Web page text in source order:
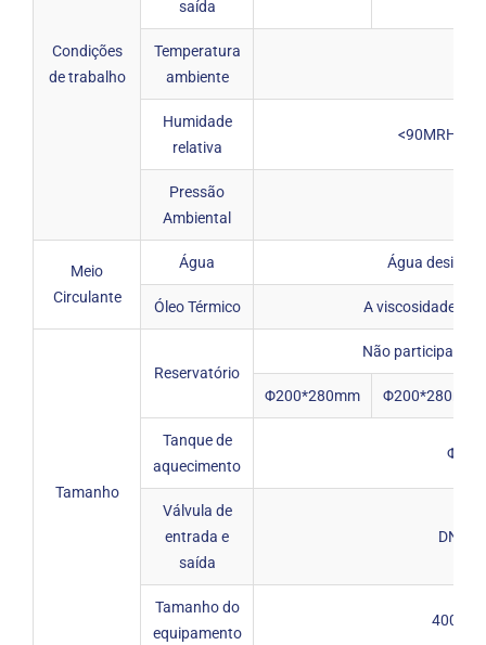
Condições
de trabalho
saída
Temperatura
ambiente
Humidade
relativa
<90MRH
Pressão
Ambiental
Meio
Circulante
Água Água
Óleo Térmico A viscosidade
Tamanho
Reservatório
Não participa do
Φ200*280mm Φ200*280mm
Tanque de
aquecimento
Válvula de
entrada e
saída
Tamanho do
equipamento